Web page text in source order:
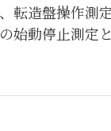
転造盤操作測
始動停止測定